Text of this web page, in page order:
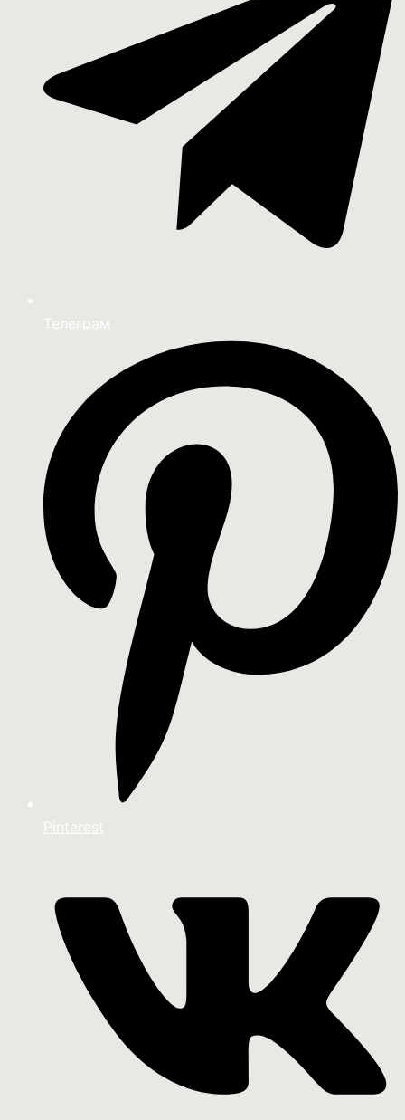
Телеграм
Pinterest